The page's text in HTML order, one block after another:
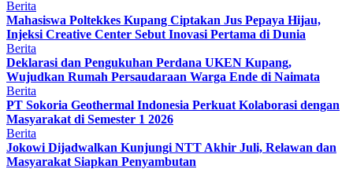
Berita
Mahasiswa Poltekkes Kupang Ciptakan Jus Pepaya Hijau,
Injeksi Creative Center Sebut Inovasi Pertama di Dunia
Berita
Deklarasi dan Pengukuhan Perdana UKEN Kupang,
Wujudkan Rumah Persaudaraan Warga Ende di Naimata
Berita
PT Sokoria Geothermal Indonesia Perkuat Kolaborasi dengan
Masyarakat di Semester 1 2026
Berita
Jokowi Dijadwalkan Kunjungi NTT Akhir Juli, Relawan dan
Masyarakat Siapkan Penyambutan